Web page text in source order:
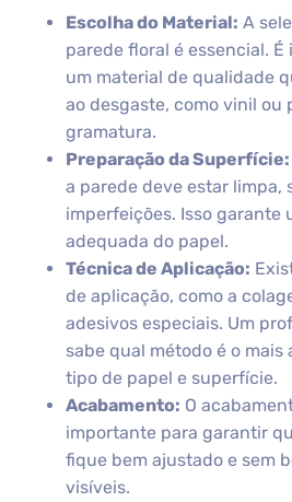
Escolha do Material: A
parede floral é essencial.
um material de qualidade
ao desgaste, como vinil ou
gramatura.
Preparação da Superfície:
a parede deve estar limpa,
imperfeições. Isso garante
adequada do papel.
Técnica de Aplicação:
de aplicação, como a
adesivos especiais. Um
sabe qual método é o mais
tipo de papel e superfície.
Acabamento: O
importante para garantir
fique bem ajustado e sem
visíveis.